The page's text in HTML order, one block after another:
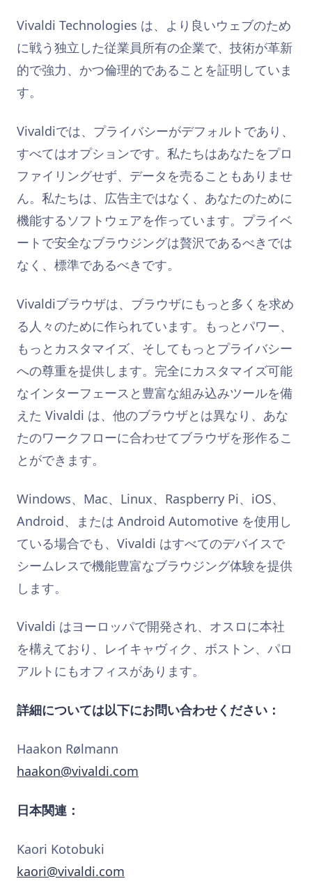
Vivaldi Technologies は、より良いウェブのため
に戦う独立した従業員所有の企業で、技術が革新
的で強力、かつ倫理的であることを証明していま
す。
Vivaldiでは、プライバシーがデフォルトであり、
すべてはオプションです。私たちはあなたをプロ
ファイリングせず、データを売ることもありませ
ん。私たちは、広告主ではなく、あなたのために
機能するソフトウェアを作っています。プライベ
ートで安全なブラウジングは贅沢であるべきでは
なく、標準であるべきです。
Vivaldiブラウザは、ブラウザにもっと多くを求め
る人々のために作られています。もっとパワー、
もっとカスタマイズ、そしてもっとプライバシー
への尊重を提供します。完全にカスタマイズ可能
なインターフェースと豊富な組み込みツールを備
えた Vivaldi は、他のブラウザとは異なり、あな
たのワークフローに合わせてブラウザを形作るこ
とができます。
Windows、Mac、Linux、Raspberry Pi、iOS、
Android、または Android Automotive を使用し
ている場合でも、Vivaldi はすべてのデバイスで
シームレスで機能豊富なブラウジング体験を提供
します。
Vivaldi はヨーロッパで開発され、オスロに本社
を構えており、レイキャヴィク、ボストン、パロ
アルトにもオフィスがあります。
詳細については以下にお問い合わせください：
Haakon Rølmann
haakon@vivaldi.com
日本関連：
Kaori Kotobuki
kaori@vivaldi.com